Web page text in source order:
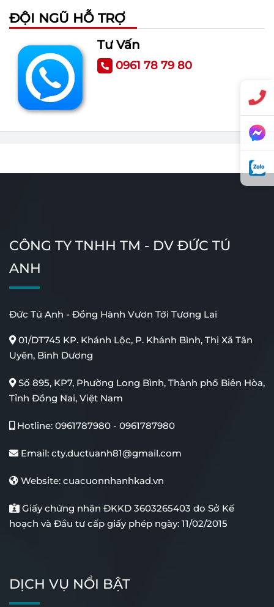
Nguyên nhân khiến Barie tự
động bị gãy và cách xử lý
ĐỘI NGŨ HỖ TRỢ
Tư Vấn
0961 78 79 80
CÔNG TY TNHH TM - DV ĐỨC TÚ
ANH
Đức Tú Anh - Đồng Hành Vươn Tới Tương Lai
01/DT745 KP. Khánh Lộc, P. Khánh Bình, Thị Xã Tân
Uyên, Bình Dương
Số 895, KP7, Phường Long Bình, Thành phố Biên Hòa,
Tỉnh Đồng Nai, Việt Nam
Hotline: 0961787980 - 0961787980
Email: cty.ductuanh81@gmail.com
Website: cuacuonnhanhkad.vn
Giấy chứng nhận ĐKKD 3603265403 do Sở Kế
hoạch và Đầu tư cấp giấy phép ngày: 11/02/2015
DỊCH VỤ NỔI BẬT